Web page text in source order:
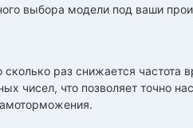
выбора модели под ваши
сколько раз снижается
чисел, что позволяет точно